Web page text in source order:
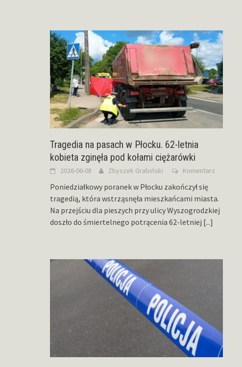
Tragedia na pasach w Płocku. 62-letnia
kobieta zginęła pod kołami ciężarówki
2026-06-08 Zbyszek Grabiński Komentarz
Poniedziałkowy poranek w Płocku zakończył się
tragedią, która wstrząsnęła mieszkańcami miasta.
Na przejściu dla pieszych przy ulicy Wyszogrodzkiej
doszło do śmiertelnego potrącenia 62-letniej [...]